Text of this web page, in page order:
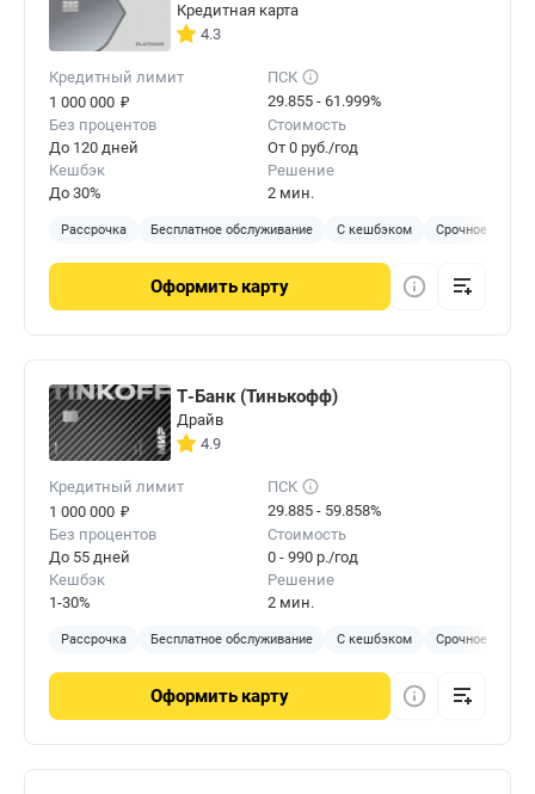
Кредитная карта
4.3
Кредитный лимит
1 000 000 ₽
ПСК
29.855 - 61.999%
Без процентов
До 120 дней
Стоимость
От 0 руб./год
Кешбэк
До 30%
Решение
2 мин.
Рассрочка Бесплатное обслуживание С кешбэком Срочное
Оформить карту
Т-Банк (Тинькофф)
Драйв
4.9
Кредитный лимит
1 000 000 ₽
ПСК
29.885 - 59.858%
Без процентов
До 55 дней
Стоимость
0 - 990 р./год
Кешбэк
1-30%
Решение
2 мин.
Рассрочка Бесплатное обслуживание С кешбэком Срочное
Оформить карту